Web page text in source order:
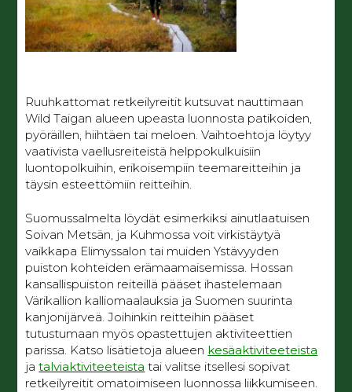
Ruuhkattomat retkeilyreitit kutsuvat nauttimaan
Wild Taigan alueen upeasta luonnosta patikoiden,
pyöräillen, hiihtäen tai meloen. Vaihtoehtoja löytyy
vaativista vaellusreiteistä helppokulkuisiin
luontopolkuihin, erikoisempiin teemareitteihin ja
täysin esteettömiin reitteihin.
Suomussalmelta löydät esimerkiksi ainutlaatuisen
Soivan Metsän, ja Kuhmossa voit virkistäytyä
vaikkapa Elimyssalon tai muiden Ystävyyden
puiston kohteiden erämaamaisemissa. Hossan
kansallispuiston reiteillä pääset ihastelemaan
Värikallion kalliomaalauksia ja Suomen suurinta
kanjonijärveä. Joihinkin reitteihin pääset
tutustumaan myös opastettujen aktiviteettien
parissa. Katso lisätietoja alueen kesäaktiviteeteista
jatalviaktiviteeteista tai valitse itsellesi sopivat
retkeilyreitit omatoimiseen luonnossa liikkumiseen.